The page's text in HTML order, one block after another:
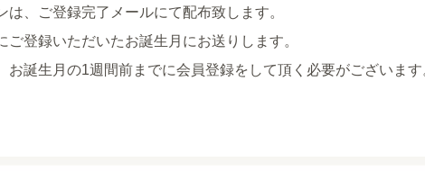
、ご登録完了メールにて配布致します。
登録いただいたお誕生月にお送りします。
お誕生月の1週間前までに会員登録をして頂く必要がございます